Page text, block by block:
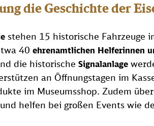
die Geschichte der
stehen 15 historische Fahrzeuge
40 ehrenamtlichen Helferinnen
die historische Signalanlage
an Öffnungstagen im
im Museumsshop. Zudem
helfen bei großen Events wie